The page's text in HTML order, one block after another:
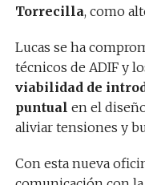
Torrecilla, como
Lucas se ha
técnicos de ADIF y
viabilidad de
puntual en el
aliviar tensiones y
Con esta nueva